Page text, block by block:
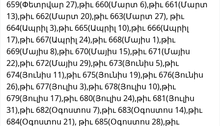
659(Փետրվար 27),թիւ 660(Մարտ 6),թիւ 661(Մարտ
13),թիւ 662(Մարտ 20),թիւ 663(Մարտ 27), թիւ
664(Ապրիլ 3),թիւ 665(Ապրիլ 10),թիւ 666(Ապրիլ
17),թիւ 667(Ապրիլ 24),թիւ 668(Մայիս 1),թիւ
669(Մայիս 8),թիւ 670(Մայիս 15),թիւ 671(Մայիս
22),թիւ 672(Մայիս 29),թիւ 673(Յունիս 5),թիւ
674(Յունիս 11),թիւ 675(Յունիս 19),թիւ 676(Յունիս
26),թիւ 677(Յուլիս 3),թիւ 678(Յուլիս 10),թիւ
679(Յուլիս 17),թիւ 680(Յուլիս 24),թիւ 681(Յուլիս
31),թիւ 682(Օգոստոս 7),թիւ 683(Օգոստոս 14),թիւ
684(Օգոստոս 21), թիւ 685(Օգոստոս 28),թիւ